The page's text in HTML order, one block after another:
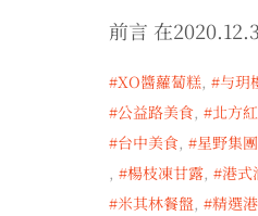
前言 在
XO醬蘿蔔糕, 与玥
公益路美食, 北方
台中美食, 星野集團
,
楊枝凍甘露, 港式
米其林餐盤, 精選